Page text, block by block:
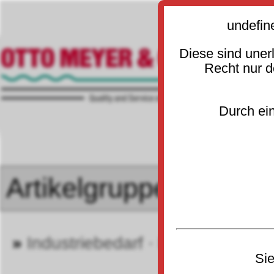
» Industriebedarf · Betrieb
Diese sind
Recht nur
Durch